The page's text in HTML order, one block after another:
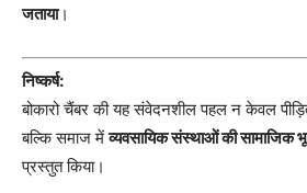
जताया।
निष्कर्ष:
बोकारो चैंबर की यह संवेदनशील पहल न केवल पीड़ित
बल्कि समाज मेंव्यवसायिक संस्थाओं की सामाजिक
प्रस्तुत किया।